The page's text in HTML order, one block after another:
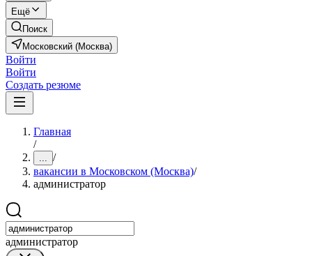
Ещё
Поиск
Московский (Москва)
Войти
Войти
Создать резюме
Главная
/
... /
вакансии в Московском (Москва)/
администратор
администратор